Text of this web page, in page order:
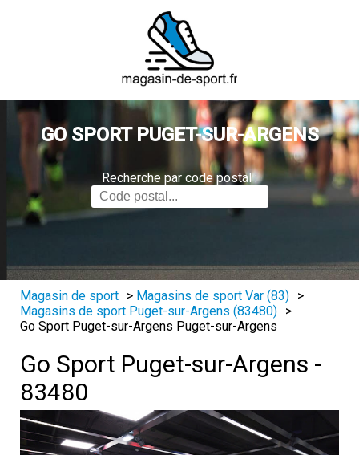
GO SPORT PUGET-SUR-ARGENS
Recherche par code postal :
Magasin de sport > Magasins de sport Var (83) >
Magasins de sport Puget-sur-Argens (83480) >
Go Sport Puget-sur-Argens Puget-sur-Argens
Go Sport Puget-sur-Argens -
83480